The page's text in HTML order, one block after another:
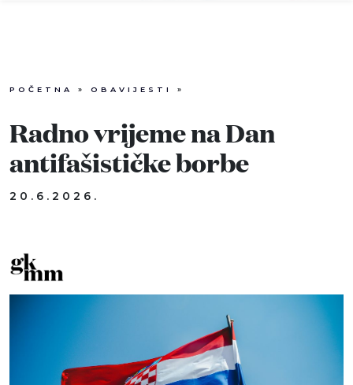
Događaji
Pretraga
Moj GKMM
POČETNA » OBAVIJESTI »
Radno vrijeme na Dan
antifašističke borbe
20.6.2026.